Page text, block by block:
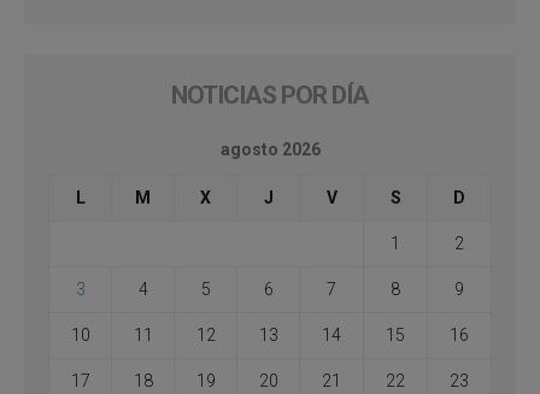
NOTICIAS POR DÍA
agosto 2026
L M X J V S D
1 2
3 4 5 6 7 8 9
10 11 12 13 14 15 16
17 18 19 20 21 22 23